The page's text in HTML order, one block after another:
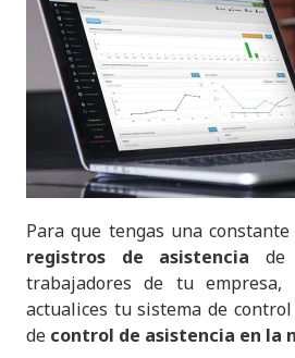
Para que tengas una
registros de asistencia
trabajadores de tu empresa,
actualices tu sistema de
de control de asistencia en la